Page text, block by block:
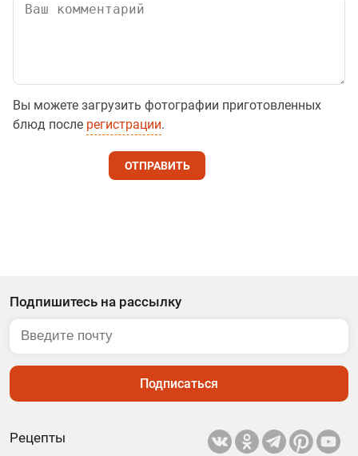
Вы можете загрузить фотографии приготовленных
блюд после регистрации.
ОТПРАВИТЬ
Рецепты
Подпишитесь на рассылку
Подписаться